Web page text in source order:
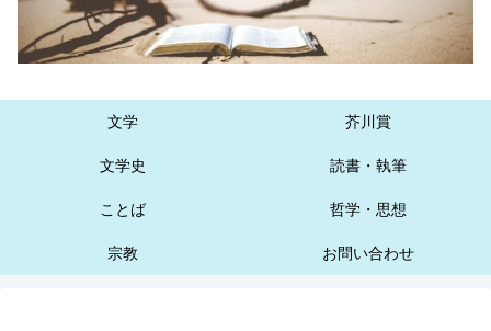
文学 芥川賞
文学史 読書・執筆
ことば 哲学・思想
宗教 お問い合わせ